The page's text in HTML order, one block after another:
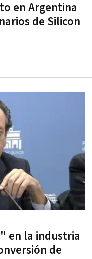
en Argentina
de Silicon
en la industria
de